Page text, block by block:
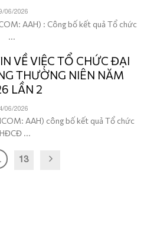
06/2026
AAH) : Công bố kết quả Tổ chức
...
VỀ VIỆC TỔ CHỨC ĐẠI
THƯỜNG NIÊN NĂM
LẦN 2
06/2026
AAH) công bố kết quả Tổ chức
...
13